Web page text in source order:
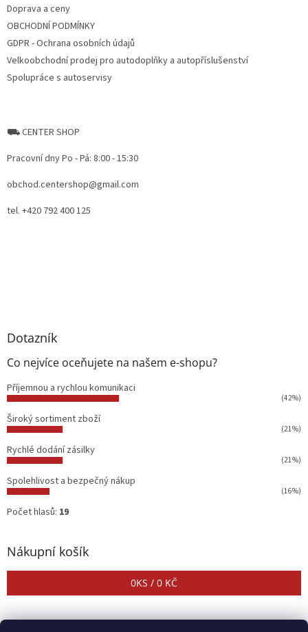
Doprava a ceny
OBCHODNÍ PODMÍNKY
GDPR - Ochrana osobních údajů
Velkoobchodní prodej pro autodoplňky a autopříslušenství
Spolupráce s autoservisy
⛟ CENTER SHOP
Pracovní dny Po - Pá: 8:00 - 15:30
obchod.centershop@gmail.com
tel. +420 792 400 125
Dotazník
Co nejvíce oceňujete na našem e-shopu?
Příjemnou a rychlou komunikaci
(42%)
Široký sortiment zboží
(21%)
Rychlé dodání zásilky
(21%)
Spolehlivost a bezpečný nákup
(16%)
Počet hlasů: 19
Nákupní košík
0KS / 0 KČ